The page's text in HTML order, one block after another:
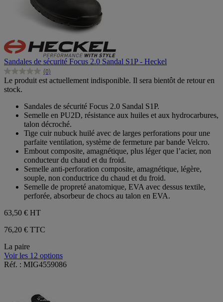
Sandales de sécurité Focus 2.0 Sandal S1P - Heckel
(0)
0.0
sur
5
étoiles.
Le produit est actuellement indisponible. Il sera bientôt de retour en
stock.
Sandales de sécurité Focus 2.0 Sandal S1P.
Semelle en PU2D, résistance aux huiles et aux hydrocarbures,
talon décroché.
Tige cuir nubuck huilé avec de larges perforations pour une
parfaite ventilation, système de fermeture par bande Velcro.
Embout composite, amagnétique, plus léger que l’acier, non
conducteur du chaud et du froid.
Semelle anti-perforation composite, amagnétique, légère,
souple, non conductrice du chaud et du froid.
Semelle de propreté anatomique, EVA avec dessus textile,
perforée, absorbeur de chocs au talon en EVA.
63,50 € HT
76,20 € TTC
La paire
Voir les 12 options
Réf. : MIG4559086